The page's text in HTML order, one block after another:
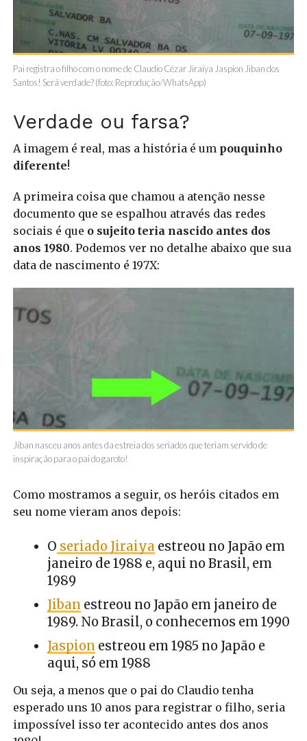
Pai registra o filho com o nome de Claudio Cézar Jiraiya Jaspion Jiban dos
Santos! Será verdade? (foto: Reprodução/WhatsApp)
Verdade ou farsa?
A imagem é real, mas a história é um pouquinho
diferente!
A primeira coisa que chamou a atenção nesse
documento que se espalhou através das redes
sociais é que o sujeito teria nascido antes dos
anos 1980. Podemos ver no detalhe abaixo que sua
data de nascimento é 197X:
Jiban nasceu anos antes da estreia dos seriados que teriam servido de
inspiração para o pai do garoto!
Como mostramos a seguir, os heróis citados em
seu nome vieram anos depois:
O seriado Jiraiyaestreou no Japão em
janeiro de 1988 e, aqui no Brasil, em
1989
Jiban estreou no Japão em janeiro de
1989. No Brasil, o conhecemos em 1990
Jaspion estreou em 1985 no Japão e
aqui, só em 1988
Ou seja, a menos que o pai do Claudio tenha
esperado uns 10 anos para registrar o filho, seria
impossível isso ter acontecido antes dos anos